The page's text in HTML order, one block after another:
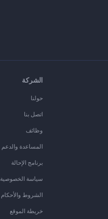
الشركة
حولنا
اتصل بنا
وظائف
المساعدة والدعم
برنامج الإحالة
سياسة الخصوصية
الشروط والأحكام
خريطة الموقع